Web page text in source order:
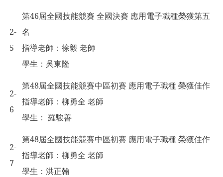
2-
5
第46屆全國技能競賽 全國決賽 應用電子職種榮獲第五
名
指導老師：徐毅 老師
學生：吳東隆
2-
6
第48屆全國技能競賽中區初賽 應用電子職種 榮獲佳作
指導老師：柳勇全 老師
學生： 羅駿善
2-
7
第48屆全國技能競賽中區初賽 應用電子職種 榮獲佳作
指導老師：柳勇全 老師
學生：洪正翰